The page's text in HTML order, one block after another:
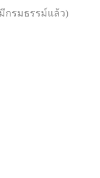
กรมธรรม์แล้ว)